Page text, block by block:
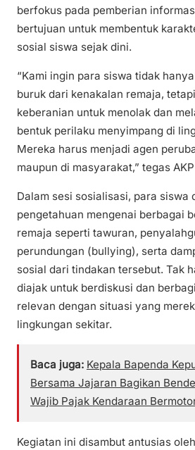
berfokus pada pemberian
bertujuan untuk membentuk
sosial siswa sejak dini.
“Kami ingin para siswa tidak
buruk dari kenakalan remaja,
keberanian untuk menolak dan
bentuk perilaku menyimpang di
Mereka harus menjadi agen
maupun di masyarakat,” tegas
Dalam sesi sosialisasi, para siswa
pengetahuan mengenai berbagai
remaja seperti tawuran,
perundungan (bullying), serta
sosial dari tindakan tersebut. Tak
diajak untuk berdiskusi dan
relevan dengan situasi yang
lingkungan sekitar.
Baca juga: Kepala Bapenda
Bersama Jajaran Bagikan
Wajib Pajak Kendaraan
Kegiatan ini disambut antusias